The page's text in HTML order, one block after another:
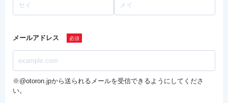
メールアドレス
※@otoron.jpから送られるメールを受信できるようにしてくださ
い。